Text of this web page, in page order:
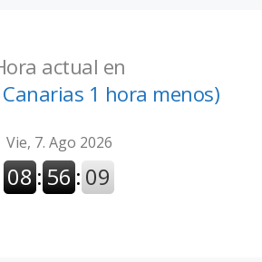
actual en
1 hora menos)